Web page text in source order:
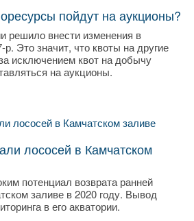
пойдут на аукционы?
решило внести изменения в
Это значит, что квоты на другие
исключением квот на добычу
на аукционы.
лососей в Камчатском
потенциал возврата ранней
заливе в 2020 году. Вывод
в его акватории.